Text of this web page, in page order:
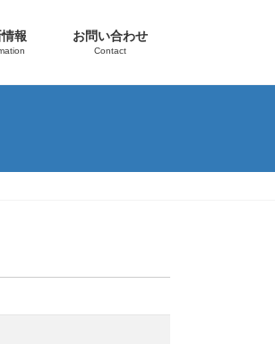
報 お問い合わせ
Contact